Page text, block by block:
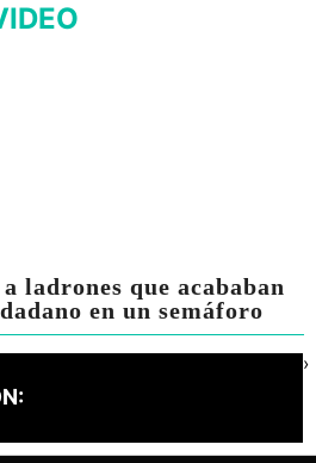
ladrones que acababan
en un semáforo
›